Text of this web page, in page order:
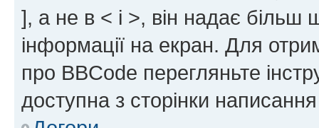
], а не в < і >, він надає більш
інформації на екран. Для
про BBCode перегляньте
доступна з сторінки